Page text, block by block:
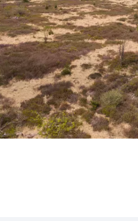
van persoonlijke aard
Vierlanden Vennbahn Tour
per E-BIKE of een hybridefiets
van de route bestaan uit
kiezen uit een citybike,
met fietstassen.